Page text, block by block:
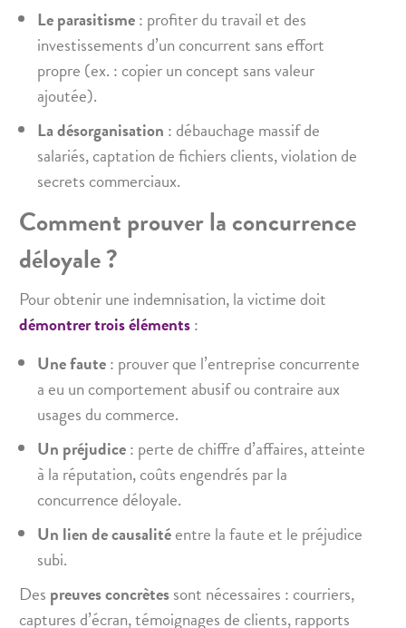
Le parasitisme: profiter du travail et des
investissements d’un concurrent sans effort
propre (ex. : copier un concept sans valeur
ajoutée).
La désorganisation : débauchage massif de
salariés, captation de fichiers clients, violation de
secrets commerciaux.
Comment prouver la concurrence
déloyale ?
Pour obtenir une indemnisation, la victime doit
démontrertrois éléments:
Une faute: prouver que l’entreprise concurrente
a eu un comportement abusif ou contraire aux
usages du commerce.
Un préjudice: perte de chiffre d’affaires, atteinte
à la réputation, coûts engendrés par la
concurrence déloyale.
Un lien de causalitéentre la faute et le préjudice
subi.
Des preuves concrètessont nécessaires : courriers,
captures d’écran, témoignages de clients, rapports